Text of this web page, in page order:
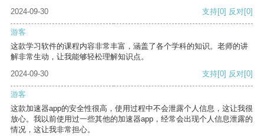
2024-09-30
支持[0] 反对[0]
游客
这款学习软件的课程内容非常丰富，涵盖了各个学科的知识。老师的讲
解非常生动，让我能够轻松理解知识点。
2024-09-30
支持[0] 反对[0]
游客
这款加速器app的安全性很高，使用过程中不会泄露个人信息，这让我很
放心。我以前使用过一些其他的加速器app，经常会出现个人信息泄露的
情况，这让我非常担心。